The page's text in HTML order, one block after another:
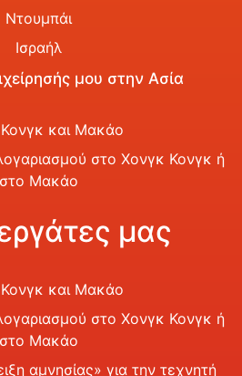
Ντουμπάι
Ισραήλ
μου στην Ασία
και Μακάο
στο Χονγκ Κονγκ ή
στο Μακάο
μας
και Μακάο
στο Χονγκ Κονγκ ή
στο Μακάο
αμνησίας» για την τεχνητή